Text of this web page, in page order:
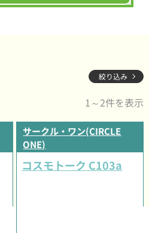
絞り込み
1～2件を表示
サークル・ワン(CIRCLE
ONE)
コスモトーク C103a